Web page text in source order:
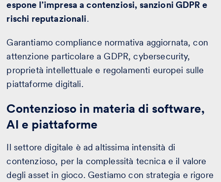
espone l’impresa a contenziosi, sanzioni GDPR e
rischi reputazionali.
Garantiamo compliance normativa aggiornata, con
attenzione particolare a GDPR, cybersecurity,
proprietà intellettuale e regolamenti europei sulle
piattaforme digitali.
Contenzioso in materia di software,
AI e piattaforme
Il settore digitale è ad altissima intensità di
contenzioso, per la complessità tecnica e il valore
degli asset in gioco. Gestiamo con strategia e rigore